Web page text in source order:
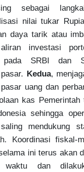
sebagai
nilai tukar
daya tarik atau
investasi
pada SRBI dan
Kedua,
uang dan
kas Pemerintah
sehingga
mendukung
Koordinasi fiskal-
ini terus akan
dan